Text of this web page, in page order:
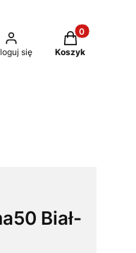
się
Produkty w
Koszyk
Biał-